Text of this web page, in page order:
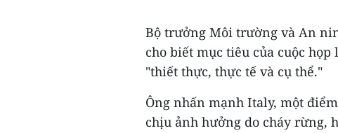
Bộ trưởng Môi trường và An
cho biết mục tiêu của cuộc
"thiết thực, thực tế và cụ thể."
Ông nhấn mạnh Italy, một
chịu ảnh hưởng do cháy rừng,